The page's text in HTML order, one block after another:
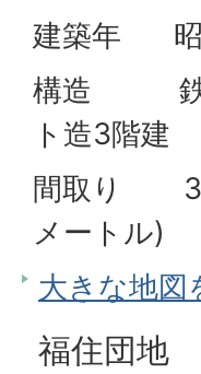
建築年 昭
構造 鉄
ト造3階建
間取り
メートル)
大きな地図
福住団地